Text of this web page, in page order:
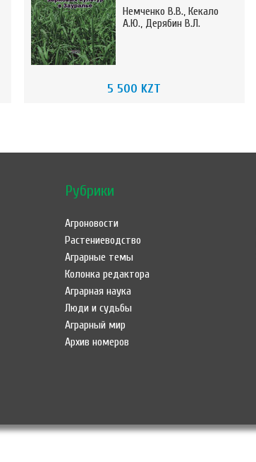
Немченко В.В., Кекало
А.Ю., Дерябин В.Л.
5 500 KZT
Рубрики
Агроновости
Растениеводство
Аграрные темы
Колонка редактора
Аграрная наука
Люди и судьбы
Аграрный мир
Архив номеров